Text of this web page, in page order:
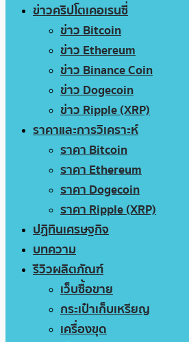
ข่าวคริปโตเคอเรนซี่
ข่าว Bitcoin
ข่าว Ethereum
ข่าว Binance Coin
ข่าว Dogecoin
ข่าว Ripple (XRP)
ราคาและการวิเคราะห์
ราคา Bitcoin
ราคา Ethereum
ราคา Dogecoin
ราคา Ripple (XRP)
ปฏิทินเศรษฐกิจ
บทความ
รีวิวผลิตภัณฑ์
เว็บซื้อขาย
กระเป๋าเก็บเหรียญ
เครื่องขุด